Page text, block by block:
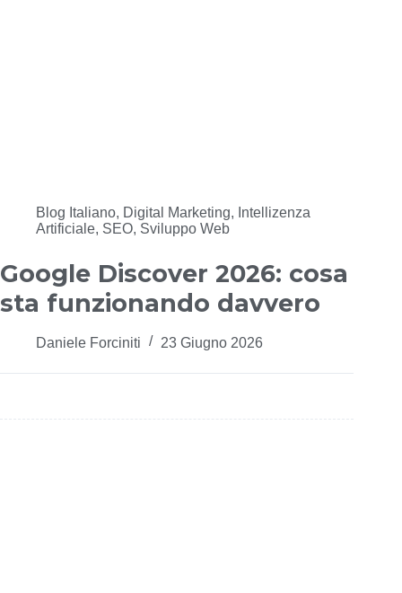
Blog Italiano, Digital Marketing, Intellizenza
Artificiale, SEO, Sviluppo Web
Google Discover 2026: cosa
sta funzionando davvero
Daniele Forciniti 23 Giugno 2026